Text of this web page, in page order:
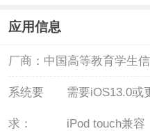
应用信息
厂商： 中国高等教育学生
系统要
求：
需要iOS13.0或
iPod touch兼容